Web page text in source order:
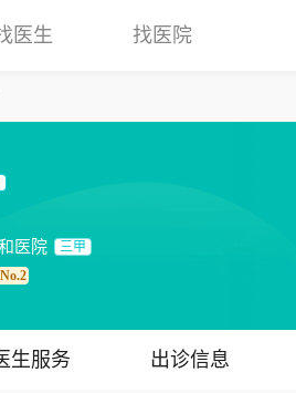
医生 找医院
医院
三甲
No.2
生服务 出诊信息